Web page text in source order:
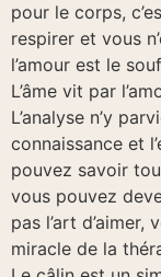
pour le corps,
respirer et vous
l’amour est le
L’âme vit par
L’analyse n’y
connaissance et
pouvez savoir
vous pouvez
pas l’art
miracle de la